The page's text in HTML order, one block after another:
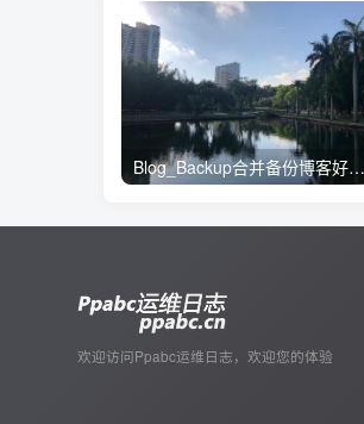
Blog_Backup合并备份博客好工具
欢迎访问Ppabc运维日志，欢迎您的体验